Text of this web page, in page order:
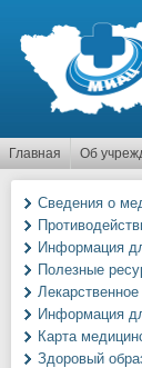
Главная Об
Сведения о
Информация
Полезные
Информация
Карта
Здоровый